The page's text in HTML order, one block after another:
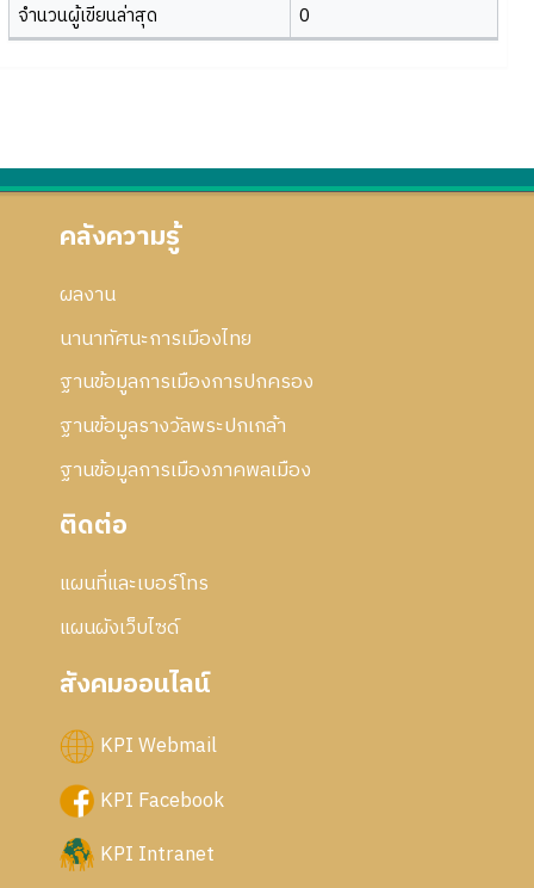
จำนวนผู้เขียนล่าสุด 0
คลังความรู้
ผลงาน
นานาทัศนะการเมืองไทย
ฐานข้อมูลการเมืองการปกครอง
ฐานข้อมูลรางวัลพระปกเกล้า
ฐานข้อมูลการเมืองภาคพลเมือง
ติดต่อ
แผนที่และเบอร์โทร
แผนผังเว็บไซด์
สังคมออนไลน์
KPI Webmail
KPI Facebook
KPI Intranet